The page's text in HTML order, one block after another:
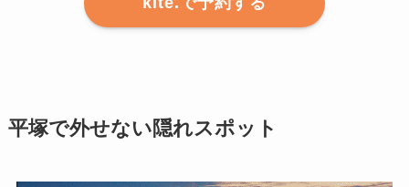
平塚で外せない隠れスポット